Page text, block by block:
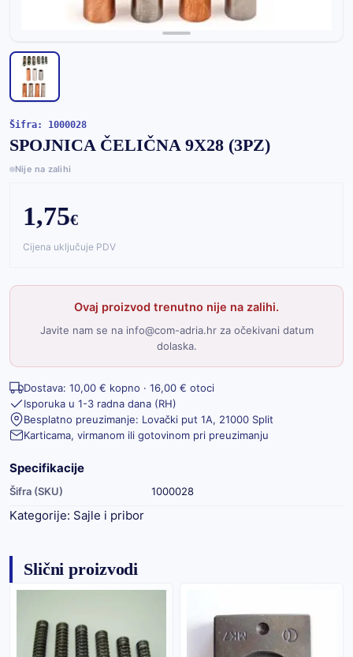
Šifra: 1000028
SPOJNICA ČELIČNA 9X28 (3PZ)
Nije na zalihi
1,75€
Cijena uključuje PDV
Ovaj proizvod trenutno nije na zalihi.
Javite nam se na info@com-adria.hr za očekivani datum
dolaska.
Dostava: 10,00 € kopno · 16,00 € otoci
Isporuka u 1-3 radna dana (RH)
Besplatno preuzimanje: Lovački put 1A, 21000 Split
Karticama, virmanom ili gotovinom pri preuzimanju
Specifikacije
Šifra (SKU) 1000028
Kategorije: Sajle i pribor
Slični proizvodi